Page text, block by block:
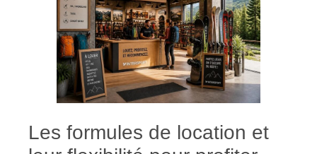
Les formules de location et